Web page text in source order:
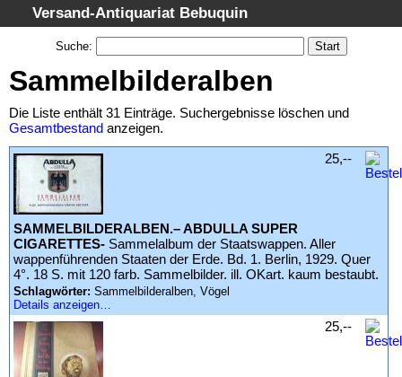
Versand-Antiquariat Bebuquin
Startseite
Suche
Schlagwörter
Suchergebnisse
Warenkorb
AGB
Widerruf
Datenschutz
Impressum
Suche:
Sammelbilderalben
Die Liste enthält 31 Einträge. Suchergebnisse löschen und
Gesamtbestand anzeigen.
SAMMELBILDERALBEN.– ABDULLA SUPER
CIGARETTES- Sammelalbum der Staatswappen. Aller
wappenführenden Staaten der Erde. Bd. 1. Berlin, 1929. Quer
4°. 18 S. mit 120 farb. Sammelbilder. ill. OKart. kaum bestaubt.
Schlagwörter: Sammelbilderalben, Vögel
Details anzeigen…
25,--
25,--